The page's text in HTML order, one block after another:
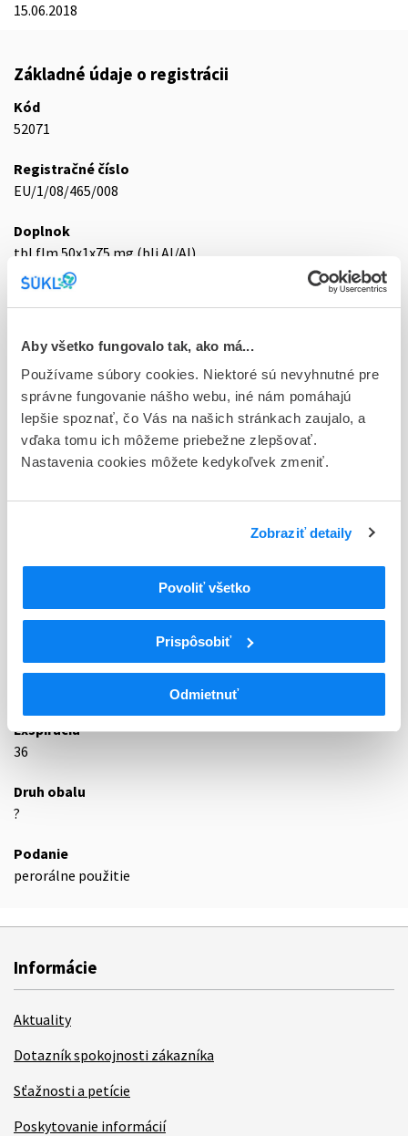
Aby všetko fungovalo tak, ako má...
Používame súbory cookies. Niektoré sú nevyhnutné pre
správne fungovanie nášho webu, iné nám pomáhajú
lepšie spoznať, čo Vás na našich stránkach zaujalo, a
vďaka tomu ich môžeme priebežne zlepšovať.
Nastavenia cookies môžete kedykoľvek zmeniť.
Zobraziť detaily
Povoliť všetko
Prispôsobiť
Odmietnuť
15.06.2018
Základné údaje o registrácii
Kód
52071
Registračné číslo
EU/1/08/465/008
Doplnok
tbl flm 50x1x75 mg (bli.Al/Al)
Stav
Typ registračnej procedúry
Európska
Držiteľ, krajina
Zentiva k.s., Česká republika
16 - ANTICOAGULANTIA (FIBRINOLYTICA, ANTIFIBRINOL.)
KRV A KRVOTVORNÉ ORGÁNY
ANTITROMBOTIKÁ
B01A
B01AC
Antiagreganciá trombocytov okrem heparínu
Klopidogrel
Exspirácia
36
Druh obalu
?
Podanie
perorálne použitie
Informácie
Aktuality
Dotazník spokojnosti zákazníka
Sťažnosti a petície
Poskytovanie informácií